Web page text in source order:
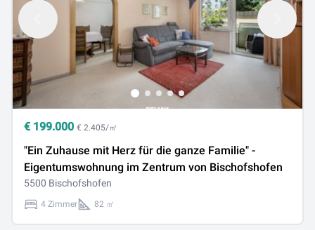
€ 199.000 € 2.405/㎡
"Ein Zuhause mit Herz für die ganze Familie" -
Eigentumswohnung im Zentrum von Bischofshofen
5500 Bischofshofen
4 Zimmer 82 ㎡